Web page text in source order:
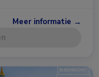
Meer informatie →